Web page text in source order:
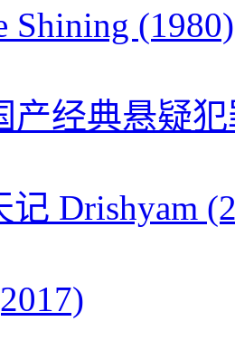
Shining (1980)
产经典悬疑
Drishyam